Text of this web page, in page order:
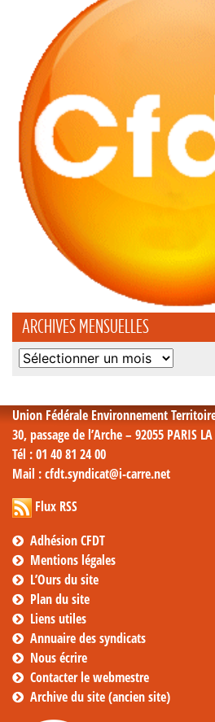
ARCHIVES MENSUELLES
Archives
Union Fédérale Environnement
30, passage de l’Arche – 92055 PARIS LA
Tél : 01 40 81 24 00
Mail : cfdt.syndicat@i-carre.net
Flux RSS
Adhésion CFDT
Mentions légales
L’Ours du site
Plan du site
Liens utiles
Annuaire des syndicats
Nous écrire
Contacter le webmestre
Archive du site (ancien site)